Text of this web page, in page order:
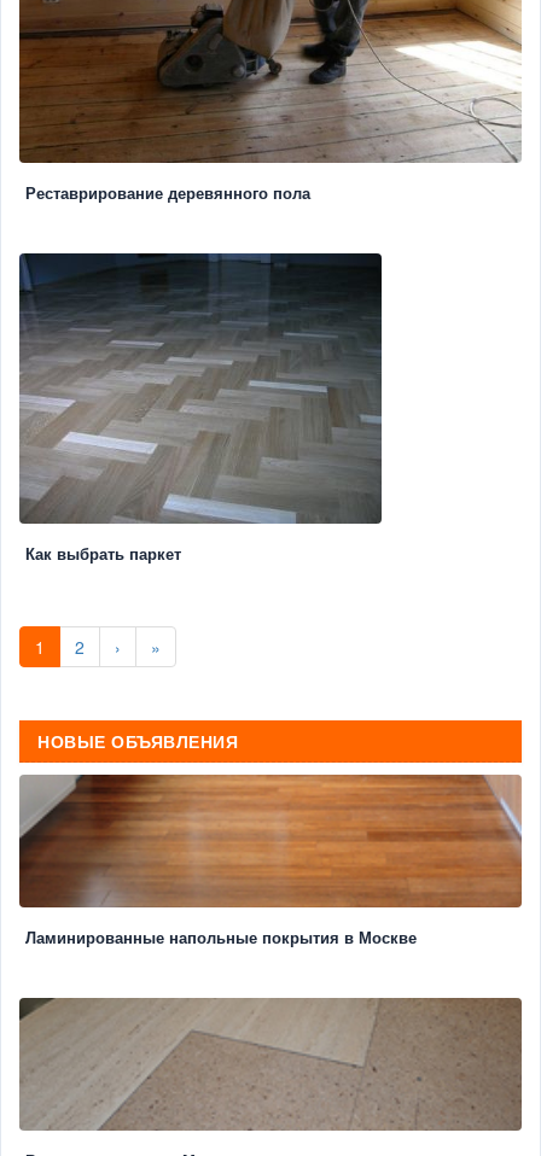
Реставрирование деревянного пола
Как выбрать паркет
1 2 › »
НОВЫЕ ОБЪЯВЛЕНИЯ
Ламинированные напольные покрытия в Москве